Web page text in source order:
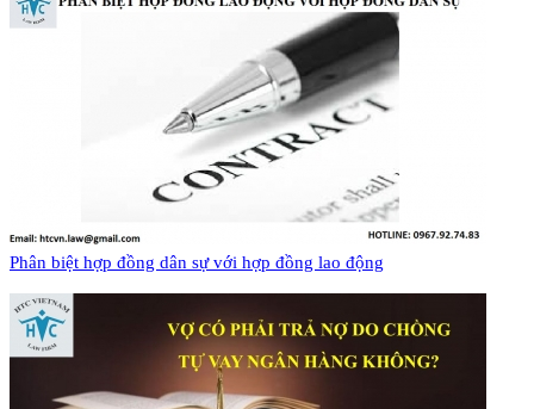
Phân biệt hợp đồng dân sự với hợp đồng lao động